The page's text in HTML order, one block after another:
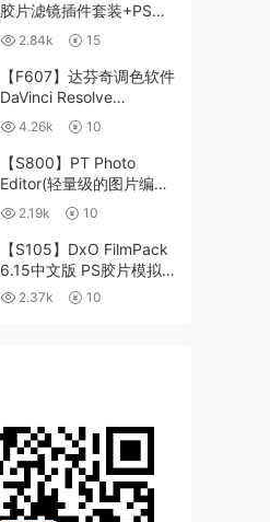
胶片滤镜插件套装+PS动
作 Imagenomic
Professional Plugin Suite
v2027 Win汉化中文版
2.84k 15
【F607】达芬奇调色软件
DaVinci Resolve
Studio18.6Win、Mac 中
文/英文
4.26k 10
【S800】PT Photo
Editor(轻量级的图片编辑
工具)5.10.3汉化版 WIN
2.19k 10
【S105】DxO FilmPack
6.15中文版 PS胶片模拟
滤镜支持WIN/MAC
2.37k 10